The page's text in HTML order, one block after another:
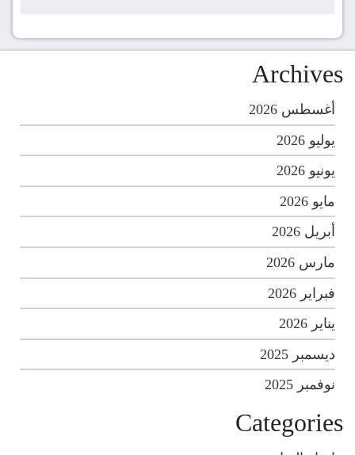
Archives
أغسطس 2026
يوليو 2026
يونيو 2026
مايو 2026
أبريل 2026
مارس 2026
فبراير 2026
يناير 2026
ديسمبر 2025
نوفمبر 2025
Categories